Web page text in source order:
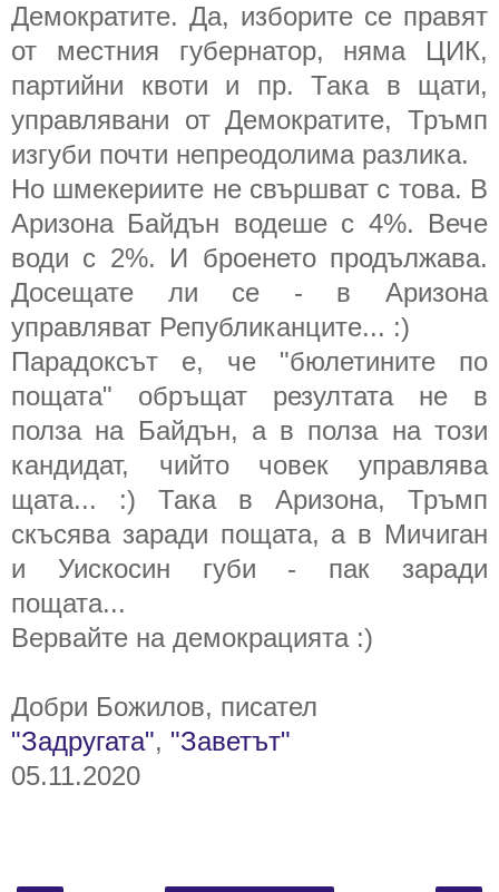
Демократите. Да, изборите се правят
от местния губернатор, няма ЦИК,
партийни квоти и пр. Така в щати,
управлявани от Демократите, Тръмп
изгуби почти непреодолима разлика.
Но шмекериите не свършват с това. В
Аризона Байдън водеше с 4%. Вече
води с 2%. И броенето продължава.
Досещате ли се - в Аризона
управляват Републиканците... :)
Парадоксът е, че "бюлетините по
пощата" обръщат резултата не в
полза на Байдън, а в полза на този
кандидат, чийто човек управлява
щата... :) Така в Аризона, Тръмп
скъсява заради пощата, а в Мичиган
и Уискосин губи - пак заради
пощата...
Вервайте на демокрацията :)
Добри Божилов, писател
"Задругата", "Заветът"
05.11.2020